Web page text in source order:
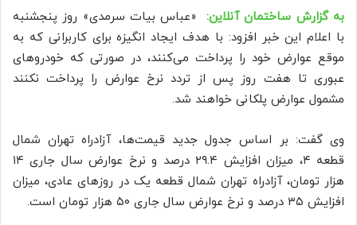
به گزارش ساختمان آنلاین:
«عباس بیات سرمدی» روز پنجشنبه
با اعلام این خبر افزود: با هدف ایجاد انگیزه برای کاربرانی که به
موقع عوارض خود را پرداخت می‌کنند، در صورتی که خودروهای
عبوری تا هفت روز پس از تردد نرخ عوارض را پرداخت نکنند
مشمول عوارض پلکانی خواهند شد.
وی گفت: بر اساس جدول جدید قیمت‌ها، آزادراه تهران شمال
قطعه ۴، میزان افزایش ۲۹.۴ درصد و نرخ عوارض سال جاری ۱۴
هزار تومان، آزادراه تهران شمال قطعه یک در روزهای عادی، میزان
افزایش ۳۵ درصد و نرخ عوارض سال جاری ۵۰ هزار تومان است.